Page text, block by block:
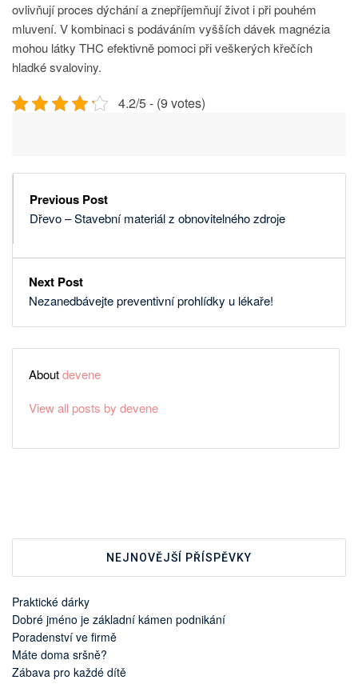
ovlivňují proces dýchání a znepříjemňují život i při pouhém
mluvení. V kombinaci s podáváním vyšších dávek magnézia
mohou látky THC efektivně pomoci při veškerých křečích
hladké svaloviny.
4.2/5 - (9 votes)
Previous Post
Dřevo – Stavební materiál z obnovitelného zdroje
Next Post
Nezanedbávejte preventivní prohlídky u lékaře!
Aboutdevene
View all posts by devene
NEJNOVĚJŠÍ PŘÍSPĚVKY
Praktické dárky
Dobré jméno je základní kámen podnikání
Poradenství ve firmě
Máte doma sršně?
Zábava pro každé dítě